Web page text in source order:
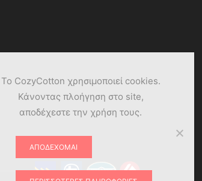
Το CozyCotton χρησιμοποιεί cookies.
Κάνοντας πλοήγηση στο site,
αποδέχεστε την χρήση τους.
ΑΠΟΔΈΧΟΜΑΙ